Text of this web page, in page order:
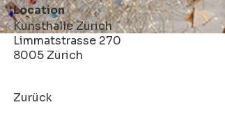
Location
Kunsthalle Zürich
Limmatstrasse 270
8005 Zürich
Zurück